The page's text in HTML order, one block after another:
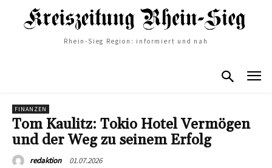
Rhein-Sieg Region: informiert und nah
FINANZEN
Tom Kaulitz: Tokio Hotel Vermögen
und der Weg zu seinem Erfolg
redaktion 01.07.2026